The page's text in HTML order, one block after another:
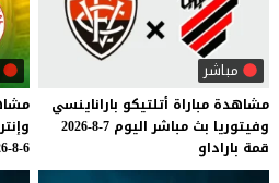
مباشر
مشاهدة مباراة أتلتيكو باراناينسي
وفيتوريا بث مباشر اليوم 7-8-2026
قمة باراداو
6-8-2026